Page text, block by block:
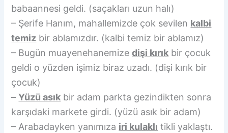
babaannesi geldi. (saçakları uzun halı)
– Şerife Hanım, mahallemizde çok sevilen kalbi
temiz bir ablamızdır. (kalbi temiz bir ablamız)
– Bugün muayenehanemizedişi kırık bir çocuk
geldi o yüzden işimiz biraz uzadı. (dişi kırık bir
çocuk)
–Yüzü asık bir adam parkta gezindikten sonra
karşıdaki markete girdi. (yüzü asık bir adam)
– Arabadayken yanımıza iri kulaklı tikli yaklaştı.